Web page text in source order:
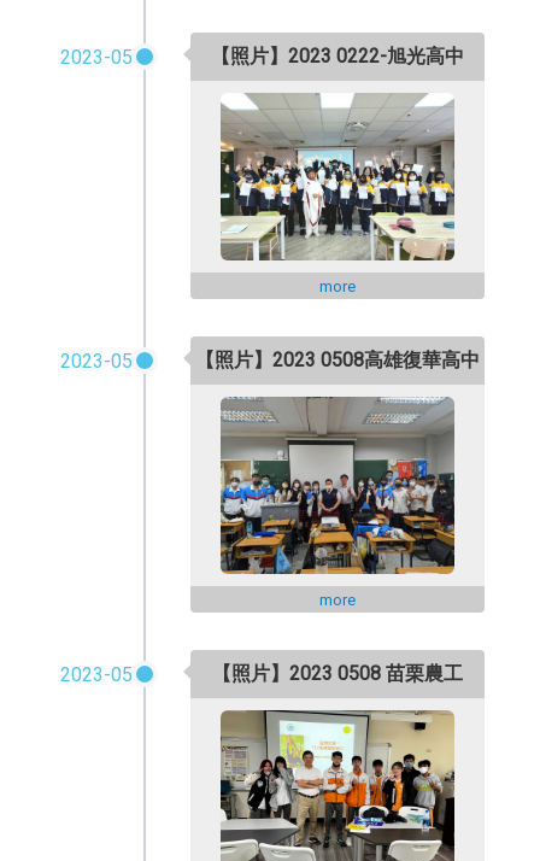
2023-05 【照片】2023 0222-旭光高中
more
2023-05 【照片】2023 0508高雄復華高中
more
2023-05 【照片】2023 0508 苗栗農工